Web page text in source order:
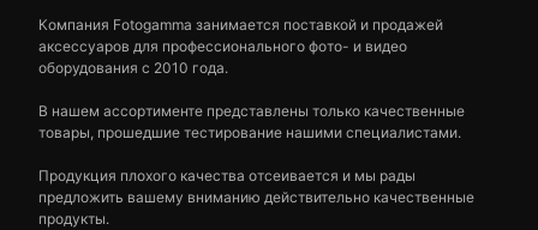
Компания Fotogamma занимается поставкой и продажей
аксессуаров для профессионального фото- и видео
оборудования с 2010 года.
В нашем ассортименте представлены только качественные
товары, прошедшие тестирование нашими специалистами.
Продукция плохого качества отсеивается и мы рады
предложить вашему вниманию действительно качественные
продукты.